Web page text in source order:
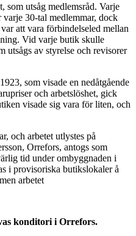
som utsåg medlemsråd. Varje
30-tal medlemmar, dock
att vara förbindelseled mellan
Vid varje butik skulle
utsågs av styrelse och revisorer
som visade en nedåt­gående
och arbets­löshet, gick
visade sig vara för liten, och
och arbetet utlystes på
Orrefors, antogs som
tid under ombyggnaden i
i provisoriska butikslokaler å
arbetet
konditori i Orrefors.